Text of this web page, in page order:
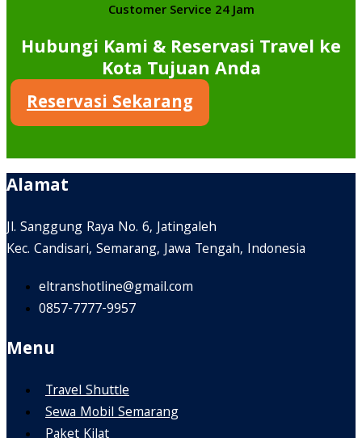
Customer Service 24 Jam
Hubungi Kami & Reservasi Travel ke
Kota Tujuan Anda
Reservasi Sekarang
Alamat
Jl. Sanggung Raya No. 6, Jatingaleh
Kec. Candisari, Semarang, Jawa Tengah, Indonesia
eltranshotline@gmail.com
0857-7777-9957
Menu
Travel Shuttle
Sewa Mobil Semarang